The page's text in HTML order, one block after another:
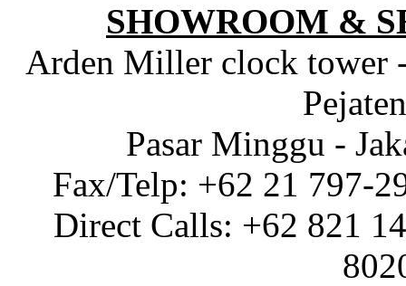
SHOWROOM &
Arden Miller clock tower
Pasar Minggu -
Fax/Telp: +62 21 797-
Direct Calls: +62 821